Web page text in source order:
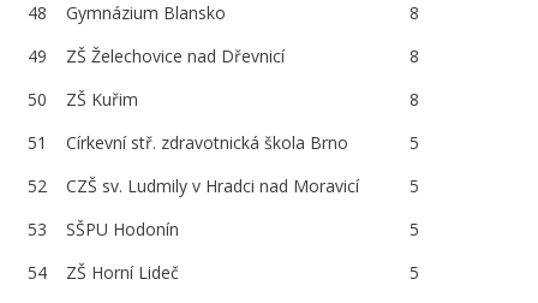
48
Gymnázium Blansko
8
49
ZŠ Želechovice nad Dřevnicí
8
50
ZŠ Kuřim
8
51
Církevní stř. zdravotnická škola Brno
5
52
CZŠ sv. Ludmily v Hradci nad Moravicí
5
53
SŠPU Hodonín
5
54
ZŠ Horní Lideč
5